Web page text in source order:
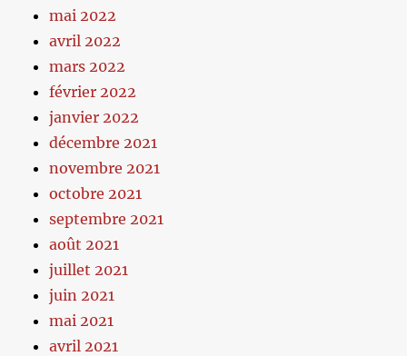
mai 2022
avril 2022
mars 2022
février 2022
janvier 2022
décembre 2021
novembre 2021
octobre 2021
septembre 2021
août 2021
juillet 2021
juin 2021
mai 2021
avril 2021